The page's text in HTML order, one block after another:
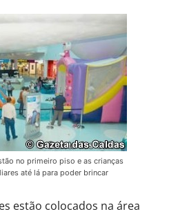
no primeiro piso e as crianças
até lá para poder brincar
estão colocados na área